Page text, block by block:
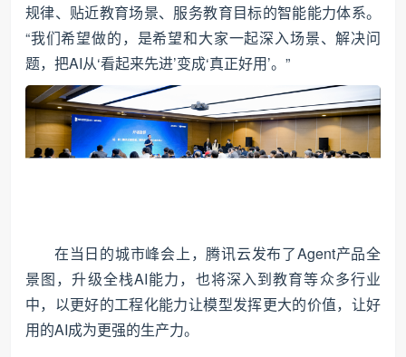
规律、贴近教育场景、服务教育目标的智能能力体系。
“我们希望做的，是希望和大家一起深入场景、解决问
题，把AI从‘看起来先进’变成‘真正好用’。”
在当日的城市峰会上，腾讯云发布了Agent产品全
景图，升级全栈AI能力，也将深入到教育等众多行业
中，以更好的工程化能力让模型发挥更大的价值，让好
用的AI成为更强的生产力。